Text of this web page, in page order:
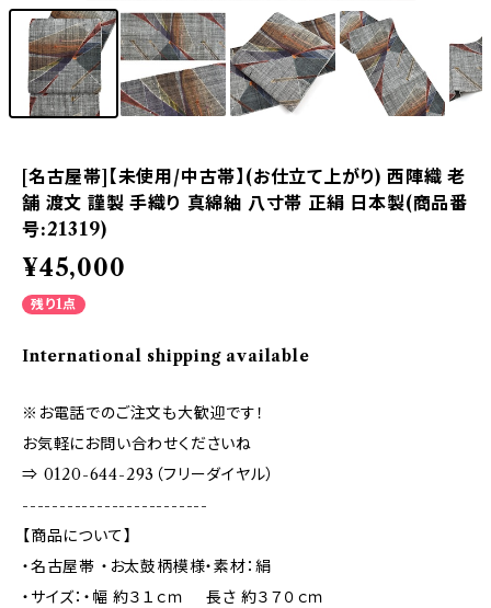
[名古屋帯]【未使用/中古帯】(お仕立て上がり) 西陣織 老
舗 渡文 謹製 手織り 真綿紬 八寸帯 正絹 日本製(商品番
号:21319)
¥45,000
残り1点
International shipping available
※お電話でのご注文も大歓迎です！
お気軽にお問い合わせくださいね
⇒ 0120-644-293（フリーダイヤル）
-------------------------
【商品について】
・名古屋帯 ・お太鼓柄模様・素材：絹
・サイズ：・幅 約３１ｃｍ 長さ 約３７０ｃｍ